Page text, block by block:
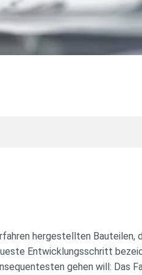
hergestellten Bauteilen,
Entwicklungsschritt
gehen will: Das